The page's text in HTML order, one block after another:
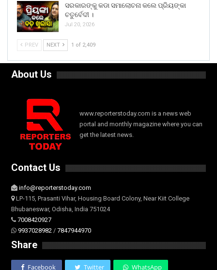
ସରକାରଙ୍କୁ କଡା ସମାଲୋଚନା କଲେ ପ୍ରିୟଙ୍କା
ଚତୁର୍ବେଦୀ ।
Jul 20, 2026
PREV NEXT 1 of 2,409
About Us
www.reporterstoday.com is a news web
portal and monthly magazine where you can
get the latest news.
Contact Us
info@reporterstoday.com
LP-115, Prasanti Vihar, Housing Board Colony, Near Kiit College
Bhubaneswar, Odisha, India 751024
7008420927
9937028982 / 7847944970
Share
Facebook Twitter WhatsApp